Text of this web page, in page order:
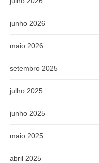
junho 2026
maio 2026
setembro 2025
julho 2025
junho 2025
maio 2025
abril 2025